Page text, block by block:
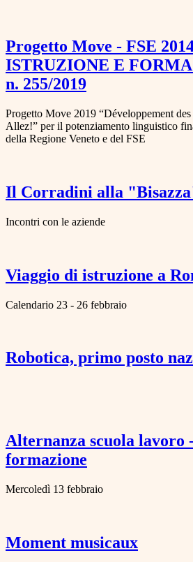
Progetto Move - FSE
ISTRUZIONE E
n. 255/2019
Progetto Move 2019 “Développement des
Allez!” per il potenziamento linguistico
della Regione Veneto e del FSE
Il Corradini alla
Incontri con le aziende
Viaggio di istruzione a
Calendario 23 - 26 febbraio
Robotica, primo posto
Alternanza scuola lavoro
formazione
Mercoledì 13 febbraio
Moment musicaux